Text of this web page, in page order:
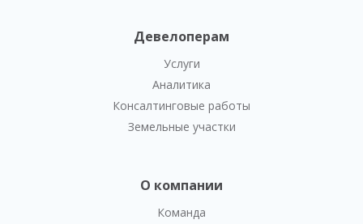
Девелоперам
Услуги
Аналитика
Консалтинговые работы
Земельные участки
О компании
Команда